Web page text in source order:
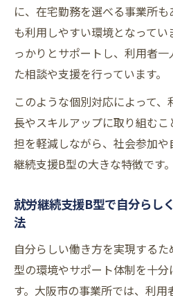
に、在宅勤務を選べる事業所
も利用しやすい環境となってい
っかりとサポートし、利用者
た相談や支援を行っています。
このような個別対応によって
長やスキルアップに取り組む
担を軽減しながら、社会参加
継続支援B型の大きな特徴です。
就労継続支援B型で自分らし
法
自分らしい働き方を実現する
型の環境やサポート体制を十
す。大阪市の事業所では、利